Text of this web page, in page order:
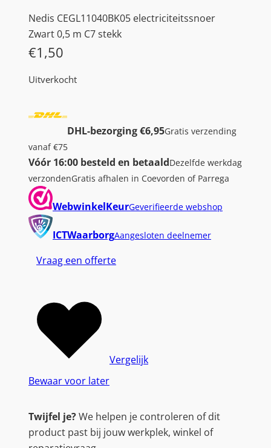
Nedis CEGL11040BK05 electriciteitssnoer
Zwart 0,5 m C7 stekk
€1,50
Uitverkocht
DHL-bezorging €6,95Gratis verzending
vanaf €75
Vóór 16:00 besteld en betaaldDezelfde werkdag
verzondenGratis afhalen in Coevorden of Parrega
WebwinkelKeurGeverifieerde webshop
ICTWaarborgAangesloten deelnemer
Vraag een offerte
Bewaar voor later
Vergelijk
Twijfel je?We helpen je controleren of dit
product past bij jouw werkplek, winkel of